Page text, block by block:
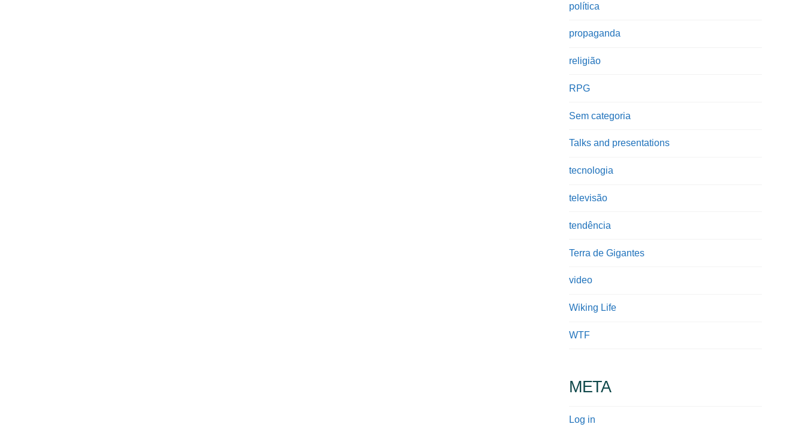
política
propaganda
religião
RPG
Sem categoria
Talks and presentations
tecnologia
televisão
tendência
Terra de Gigantes
video
Wiking Life
WTF
META
Log in